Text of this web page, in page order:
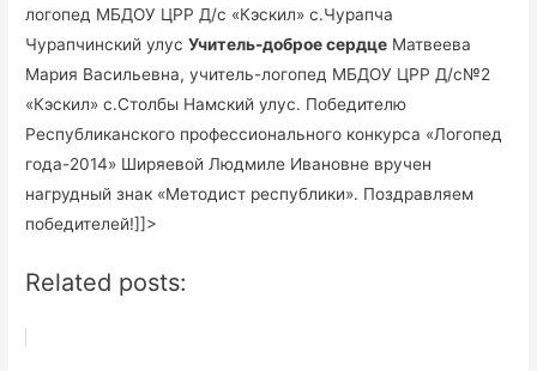
логопед МБДОУ ЦРР Д/с «Кэскил» с.Чурапча
Чурапчинский улусУчитель-доброе сердце Матвеева
Мария Васильевна, учитель-логопед МБДОУ ЦРР Д/с№2
«Кэскил» с.Столбы Намский улус. Победителю
Республиканского профессионального конкурса «Логопед
года-2014» Ширяевой Людмиле Ивановне вручен
нагрудный знак «Методист республики». Поздравляем
победителей!]]>
Related posts: